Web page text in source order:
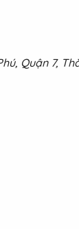
Quận 7,